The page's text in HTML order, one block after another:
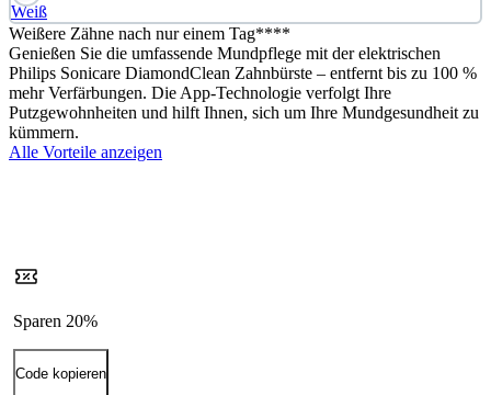
Weiß
Weißere Zähne nach nur einem Tag****
Genießen Sie die umfassende Mundpflege mit der elektrischen
Philips Sonicare DiamondClean Zahnbürste – entfernt bis zu 100 %
mehr Verfärbungen. Die App-Technologie verfolgt Ihre
Putzgewohnheiten und hilft Ihnen, sich um Ihre Mundgesundheit zu
kümmern.
Alle Vorteile anzeigen
Sparen 20%
Code kopieren